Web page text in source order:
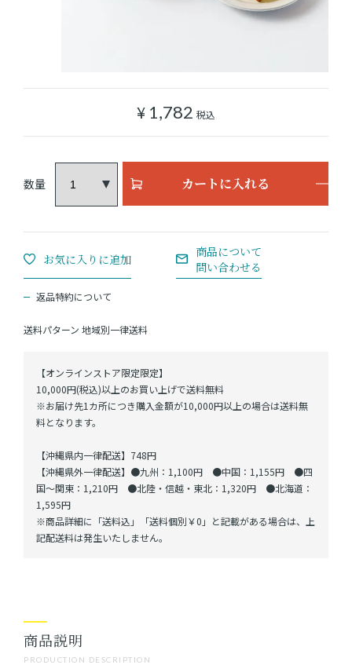
¥ 1,782 税込
送料パターン 地域別一律送料
カートに入れる
返品特約について
【オンラインストア限定限定】
10,000円(税込)以上のお買い上げで送料無料
※お届け先1カ所につき購入金額が10,000円以上の場合は送料無
料となります。
【沖縄県内一律配送】748円
【沖縄県外一律配送】●九州：1,100円 ●中国：1,155円 ●四
国～関東：1,210円 ●北陸・信越・東北：1,320円 ●北海道：
1,595円
※商品詳細に「送料込」「送料個別￥0」と記載がある場合は、上
記配送料は発生いたしません。
PRODUCTION DESCRIPTION
商品説明